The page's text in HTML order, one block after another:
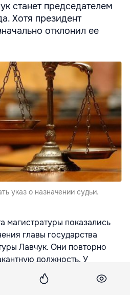
станет председателем
Хотя президент
отклонил ее
указ о назначении судьи.
магистратуры показались
главы государства
Лавчук. Они повторно
должность. У
выбора - он обязан
судьи.